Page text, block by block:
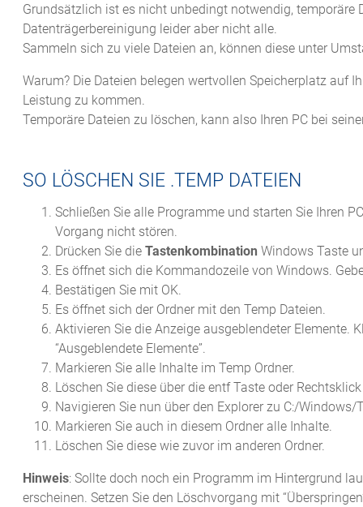
Grundsätzlich ist es nicht unbedingt notwendig, temporäre
Datenträgerbereinigung leider aber nicht alle.
Sammeln sich zu viele Dateien an, können diese unter
Warum? Die Dateien belegen wertvollen Speicherplatz auf
Leistung zu kommen.
Temporäre Dateien zu löschen, kann also Ihren PC bei
SO LÖSCHEN SIE .TEMP DATEIEN
Schließen Sie alle Programme und starten Sie Ihren
Vorgang nicht stören.
Drücken Sie die Tastenkombination Windows Taste
Es öffnet sich die Kommandozeile von Windows.
Bestätigen Sie mit OK.
Es öffnet sich der Ordner mit den Temp Dateien.
Aktivieren Sie die Anzeige ausgeblendeter Elemente.
“Ausgeblendete Elemente”.
Markieren Sie alle Inhalte im Temp Ordner.
Löschen Sie diese über die entf Taste oder
Navigieren Sie nun über den Explorer zu C:/Windows/
Markieren Sie auch in diesem Ordner alle Inhalte.
Löschen Sie diese wie zuvor im anderen Ordner.
Hinweis: Sollte doch noch ein Programm im Hintergrund
erscheinen. Setzen Sie den Löschvorgang mit